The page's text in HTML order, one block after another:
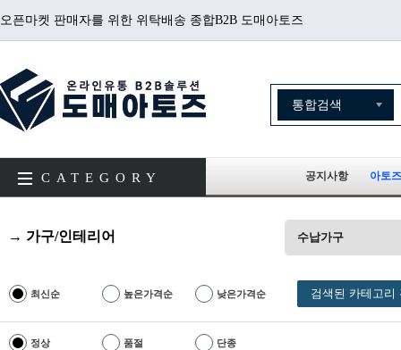
오픈마켓 판매자를 위한 위탁배송 종합B2B 도매아토즈
CATEGORY 공지사항 아토
→ 가구/인테리어 수납가구
최신순 높은가격순 낮은가격순 검색된 카테고리
정상 품절 단종